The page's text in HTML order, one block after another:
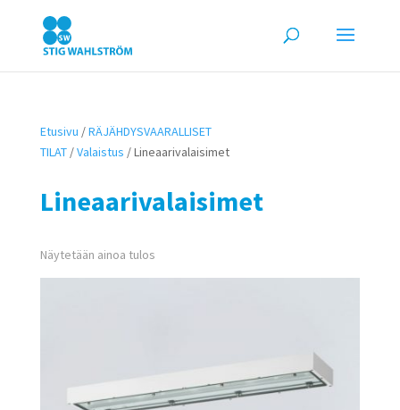
Etusivu /RÄJÄHDYSVAARALLISET
TILAT/Valaistus / Lineaarivalaisimet
Lineaarivalaisimet
Näytetään ainoa tulos